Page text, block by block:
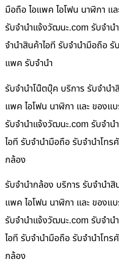
มือถือ ไอแพค ไอโฟน นาฬิกา แ
รับจํานําแจ้งวัฒนะ.com รับจำ
จำนำสินค้าไอที รับจำนำมือถือ รั
แพค รับจำนำ
รับจำนำโน๊ตบุ๊ค บริการ รับจำน
แพค ไอโฟน นาฬิกา และ ของแ
รับจํานําแจ้งวัฒนะ.com รับจำน
ไอที รับจำนำมือถือ รับจำนำโท
กล้อง
รับจำนำกล้อง บริการ รับจำนำ
แพค ไอโฟน นาฬิกา และ ของแ
รับจํานําแจ้งวัฒนะ.com รับจำน
ไอที รับจำนำมือถือ รับจำนำโท
กล้อง